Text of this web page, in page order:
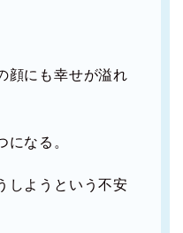
顔にも幸せが溢れ
になる。
しようという不安